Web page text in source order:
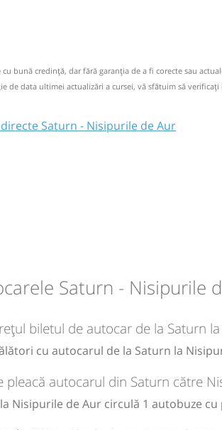
04 IANUARIE! Pentru a calatori este
in prealabil la tel.0722.265.779 sau
sau 0040724242405 whatsapp Biletele se
aici(12 comentarii)
itinerariu
CAZATI sau la HOTEL ADMIRAL
L MM J V S D
bună credinţă, dar fără garanţia de a fi corecte sau
de data ultimei actualizări a cursei, vă sfătuim să
Saturn - Nisipurile de Aur
Saturn - Nisipurile
biletul de autocar de la Saturn
cu autocarul de la Saturn la
pleacă autocarul din Saturn către
Nisipurile de Aur circulă 1 autobuze